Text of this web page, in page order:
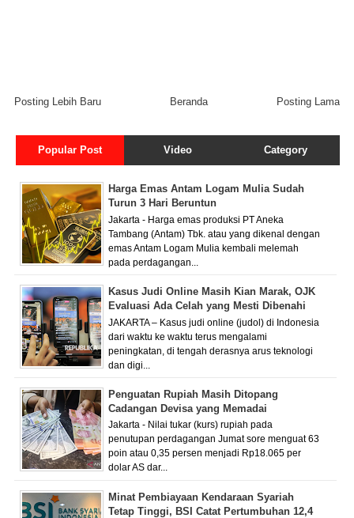
Posting Lebih Baru Posting Lama
Beranda
Popular Post Video Category
Harga Emas Antam Logam Mulia Sudah
Turun 3 Hari Beruntun
Jakarta - Harga emas produksi PT Aneka
Tambang (Antam) Tbk. atau yang dikenal dengan
emas Antam Logam Mulia kembali melemah
pada perdagangan...
Kasus Judi Online Masih Kian Marak, OJK
Evaluasi Ada Celah yang Mesti Dibenahi
JAKARTA – Kasus judi online (judol) di Indonesia
dari waktu ke waktu terus mengalami
peningkatan, di tengah derasnya arus teknologi
dan digi...
Penguatan Rupiah Masih Ditopang
Cadangan Devisa yang Memadai
Jakarta - Nilai tukar (kurs) rupiah pada
penutupan perdagangan Jumat sore menguat 63
poin atau 0,35 persen menjadi Rp18.065 per
dolar AS dar...
Minat Pembiayaan Kendaraan Syariah
Tetap Tinggi, BSI Catat Pertumbuhan 12,4